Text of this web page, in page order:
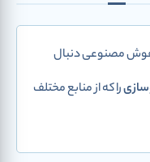
مصنوعی دنبال
را که از منابع مختلف